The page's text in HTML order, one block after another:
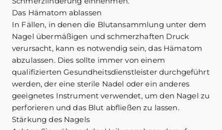
Das Hämatom ablassen
In Fällen, in denen die Blutansammlung unter dem
Nagel übermäßigen und schmerzhaften Druck
verursacht, kann es notwendig sein, das Hämatom
abzulassen. Dies sollte immer von einem
qualifizierten Gesundheitsdienstleister durchgeführt
werden, der eine sterile Nadel oder ein anderes
geeignetes Instrument verwendet, um den Nagel zu
perforieren und das Blut abfließen zu lassen.
Stärkung des Nagels